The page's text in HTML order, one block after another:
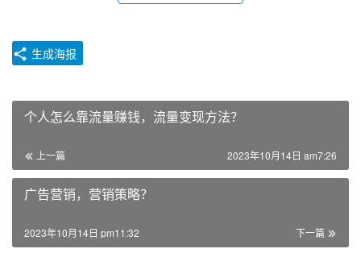
生成海报
个人怎么靠流量赚钱，流量变现方法？
上一篇 2023年10月14日 am7:26
广告营销，营销策略？
下一篇
2023年10月14日 pm11:32